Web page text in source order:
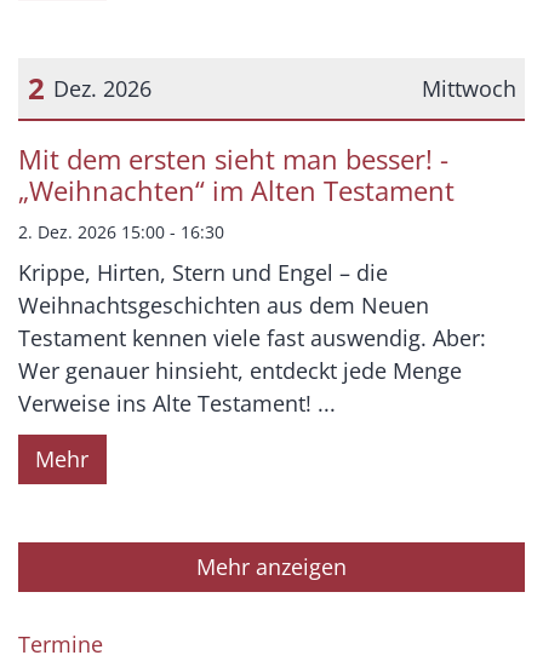
Mittwoch
2 Dez. 2026
Datum: 2. Dezember 2026
Mit dem ersten sieht man besser! -
„Weihnachten“ im Alten Testament
2. Dez. 2026 15:00 - 16:30
Krippe, Hirten, Stern und Engel – die
Weihnachtsgeschichten aus dem Neuen
Testament kennen viele fast auswendig. Aber:
Wer genauer hinsieht, entdeckt jede Menge
Verweise ins Alte Testament! ...
Mehr
Mehr anzeigen
Termine